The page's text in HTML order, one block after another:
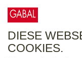
DIESE
COOKIES.